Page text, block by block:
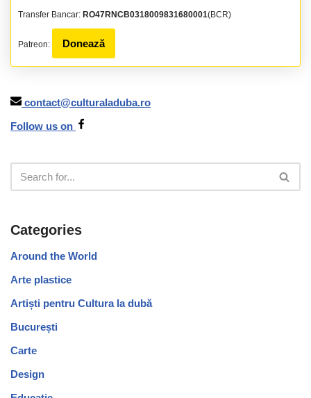
Transfer Bancar: RO47RNCB0318009831680001(BCR)
Patreon: Donează
contact@culturaladuba.ro
Follow us on
Categories
Around the World
Arte plastice
Artiști pentru Cultura la dubă
București
Carte
Design